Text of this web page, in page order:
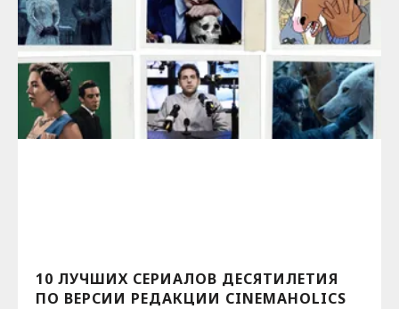
10 ЛУЧШИХ СЕРИАЛОВ ДЕСЯТИЛЕТИЯ
ПО ВЕРСИИ РЕДАКЦИИ CINEMAHOLICS